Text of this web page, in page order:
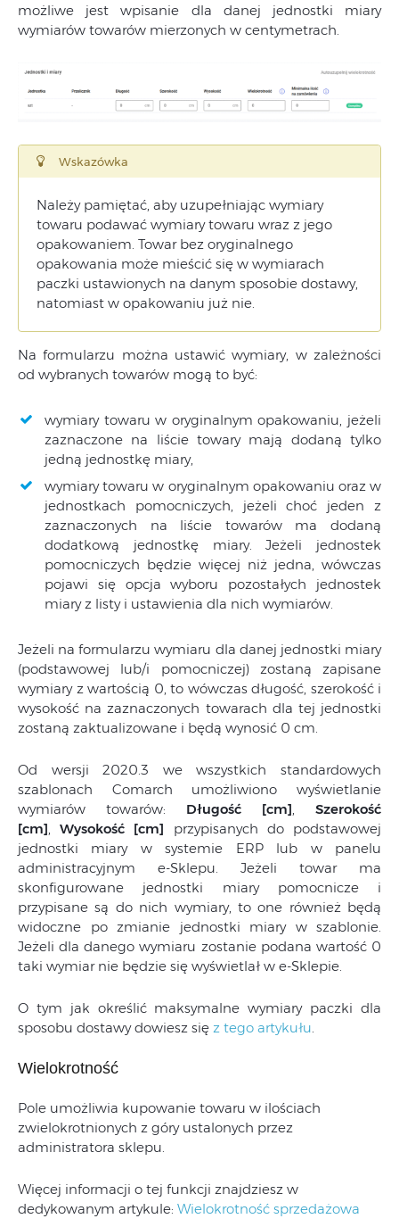
możliwe jest wpisanie dla danej jednostki miary
wymiarów towarów mierzonych w centymetrach.
Wskazówka
Należy pamiętać, aby uzupełniając wymiary
towaru podawać wymiary towaru wraz z jego
opakowaniem. Towar bez oryginalnego
opakowania może mieścić się w wymiarach
paczki ustawionych na danym sposobie dostawy,
natomiast w opakowaniu już nie.
Na formularzu można ustawić wymiary, w zależności
od wybranych towarów mogą to być:
wymiary towaru w oryginalnym opakowaniu, jeżeli
zaznaczone na liście towary mają dodaną tylko
jedną jednostkę miary,
wymiary towaru w oryginalnym opakowaniu oraz w
jednostkach pomocniczych, jeżeli choć jeden z
zaznaczonych na liście towarów ma dodaną
dodatkową jednostkę miary. Jeżeli jednostek
pomocniczych będzie więcej niż jedna, wówczas
pojawi się opcja wyboru pozostałych jednostek
miary z listy i ustawienia dla nich wymiarów.
Jeżeli na formularzu wymiaru dla danej jednostki miary
(podstawowej lub/i pomocniczej) zostaną zapisane
wymiary z wartością 0, to wówczas długość, szerokość i
wysokość na zaznaczonych towarach dla tej jednostki
zostaną zaktualizowane i będą wynosić 0 cm.
Od wersji 2020.3 we wszystkich standardowych
szablonach Comarch umożliwiono wyświetlanie
wymiarów towarów: Długość [cm], Szerokość
[cm],Wysokość [cm] przypisanych do podstawowej
jednostki miary w systemie ERP lub w panelu
administracyjnym e-Sklepu. Jeżeli towar ma
skonfigurowane jednostki miary pomocnicze i
przypisane są do nich wymiary, to one również będą
widoczne po zmianie jednostki miary w szablonie.
Jeżeli dla danego wymiaru zostanie podana wartość 0
taki wymiar nie będzie się wyświetlał w e-Sklepie.
O tym jak określić maksymalne wymiary paczki dla
sposobu dostawy dowiesz się z tego artykułu.
Wielokrotność
Pole umożliwia kupowanie towaru w ilościach
zwielokrotnionych z góry ustalonych przez
administratora sklepu.
Więcej informacji o tej funkcji znajdziesz w
dedykowanym artykule: Wielokrotność sprzedażowa